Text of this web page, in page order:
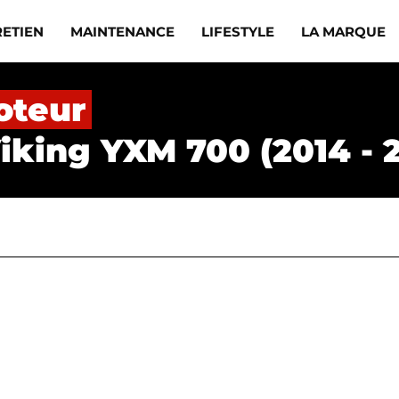
MAINTENANCE LIFESTYLE LA MARQUE
YXM 700 (2014 -